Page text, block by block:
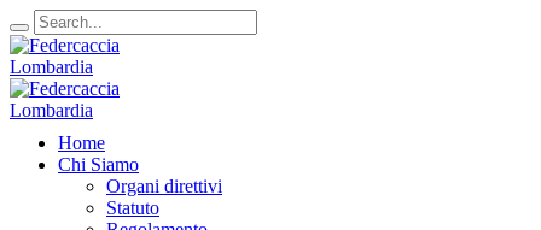
Home
Chi Siamo
Organi direttivi
Statuto